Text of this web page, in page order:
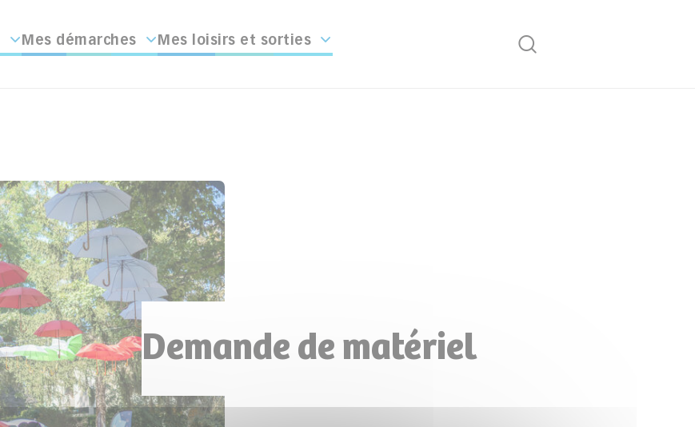
Mes démarches Mes loisirs et sorties Rechercher
Demande de matériel